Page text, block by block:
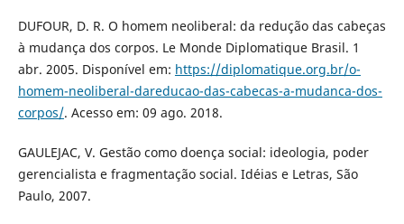
DUFOUR, D. R. O homem neoliberal: da redução das cabeças
à mudança dos corpos. Le Monde Diplomatique Brasil. 1
abr. 2005. Disponível em: https://diplomatique.org.br/o-
homem-neoliberal-dareducao-das-cabecas-a-mudanca-dos-
corpos/. Acesso em: 09 ago. 2018.
GAULEJAC, V. Gestão como doença social: ideologia, poder
gerencialista e fragmentação social. Idéias e Letras, São
Paulo, 2007.